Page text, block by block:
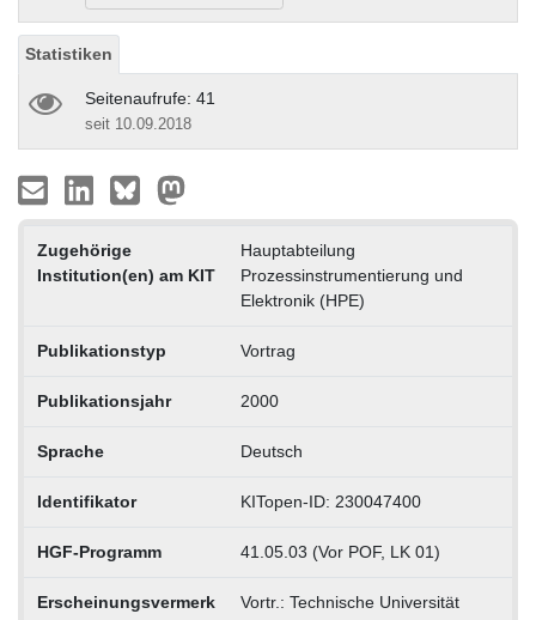
Statistiken
Seitenaufrufe: 41
seit 10.09.2018
Zugehörige
Institution(en) am KIT
Hauptabteilung
Prozessinstrumentierung und
Elektronik (HPE)
Publikationstyp Vortrag
Publikationsjahr 2000
Sprache Deutsch
Identifikator KITopen-ID: 230047400
HGF-Programm 41.05.03 (Vor POF, LK 01)
Erscheinungsvermerk
Vortr.: Technische Universität